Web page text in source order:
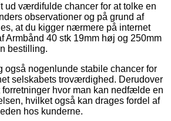
ud værdifulde chancer for at tolke en
observationer og på grund af
at du kigger nærmere på internet
Armbånd 40 stk 19mm høj og 250mm
bestilling.
også nogenlunde stabile chancer for
selskabets troværdighed. Derudover
hvor man kan nedfælde en
hvilket også kan drages fordel af
hos kunderne.